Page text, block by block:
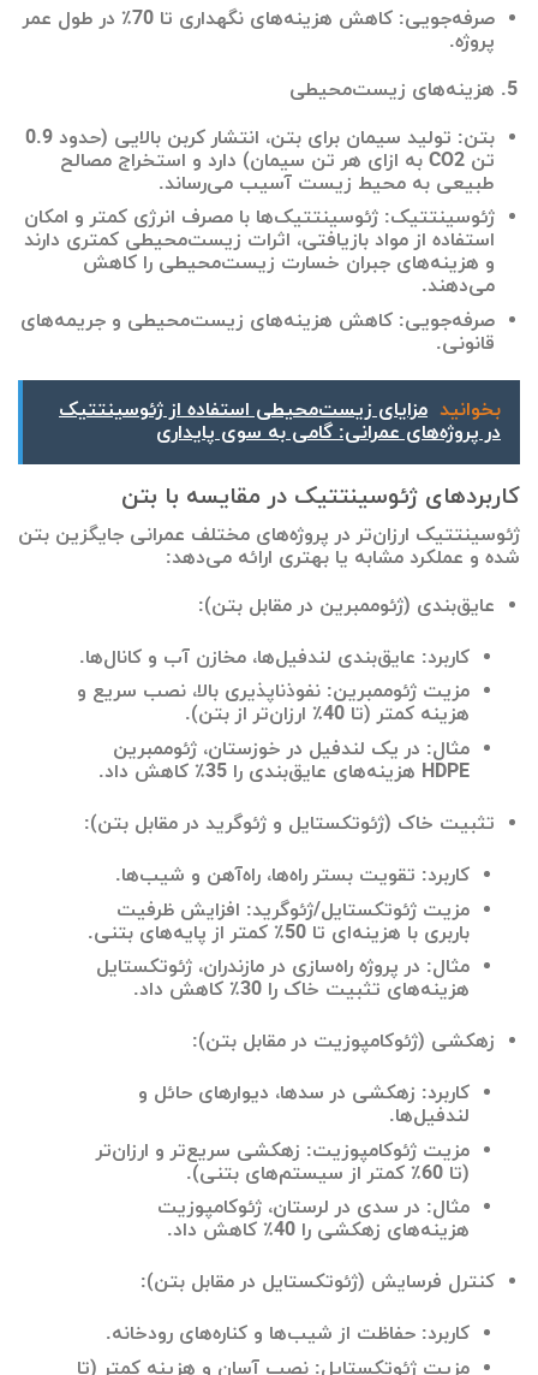
صرفه‌جویی: کاهش هزینه‌های نگهداری تا 70٪ در طول عمر
پروژه.
هزینه‌های زیست‌محیطی
بتن: تولید سیمان برای بتن، انتشار کربن بالایی (حدود 0.9
تن CO2 به ازای هر تن سیمان) دارد و استخراج مصالح
طبیعی به محیط زیست آسیب می‌رساند.
ژئوسینتتیک: ژئوسینتتیک‌ها با مصرف انرژی کمتر و امکان
استفاده از مواد بازیافتی، اثرات زیست‌محیطی کمتری دارند
و هزینه‌های جبران خسارت زیست‌محیطی را کاهش
می‌دهند.
صرفه‌جویی: کاهش هزینه‌های زیست‌محیطی و جریمه‌های
قانونی.
بخوانید مزایای زیست‌محیطی استفاده از ژئوسینتتیک
در پروژه‌های عمرانی: گامی به سوی پایداری
کاربردهای ژئوسینتتیک در مقایسه با بتن
ژئوسینتتیک ارزان‌تر در پروژه‌های مختلف عمرانی جایگزین بتن
شده و عملکرد مشابه یا بهتری ارائه می‌دهد:
عایق‌بندی (ژئوممبرین در مقابل بتن):
کاربرد: عایق‌بندی لندفیل‌ها، مخازن آب و کانال‌ها.
مزیت ژئوممبرین: نفوذناپذیری بالا، نصب سریع و
هزینه کمتر (تا 40٪ ارزان‌تر از بتن).
مثال: در یک لندفیل در خوزستان، ژئوممبرین
HDPE هزینه‌های عایق‌بندی را 35٪ کاهش داد.
تثبیت خاک (ژئوتکستایل و ژئوگرید در مقابل بتن):
کاربرد: تقویت بستر راه‌ها، راه‌آهن و شیب‌ها.
مزیت ژئوتکستایل/ژئوگرید: افزایش ظرفیت
باربری با هزینه‌ای تا 50٪ کمتر از پایه‌های بتنی.
مثال: در پروژه راه‌سازی در مازندران، ژئوتکستایل
هزینه‌های تثبیت خاک را 30٪ کاهش داد.
زهکشی (ژئوکامپوزیت در مقابل بتن):
کاربرد: زهکشی در سدها، دیوارهای حائل و
لندفیل‌ها.
مزیت ژئوکامپوزیت: زهکشی سریع‌تر و ارزان‌تر
(تا 60٪ کمتر از سیستم‌های بتنی).
مثال: در سدی در لرستان، ژئوکامپوزیت
هزینه‌های زهکشی را 40٪ کاهش داد.
کنترل فرسایش (ژئوتکستایل در مقابل بتن):
کاربرد: حفاظت از شیب‌ها و کناره‌های رودخانه.
مزیت ژئوتکستایل: نصب آسان و هزینه کمتر (تا